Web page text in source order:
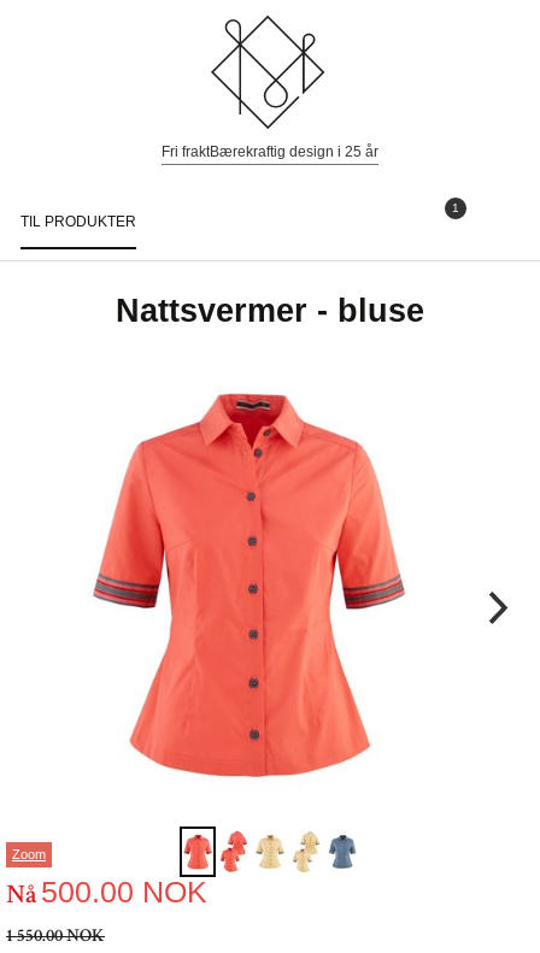
Fri fraktBærekraftig design i 25 år
1
TIL PRODUKTER
Nattsvermer - bluse
Zoom
Nå500.00 NOK
1 550.00 NOK